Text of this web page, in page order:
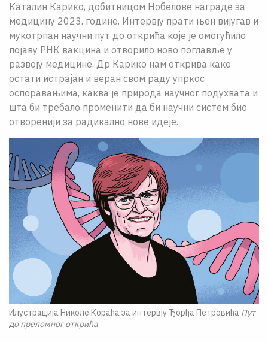
Каталин Карико, добитницом Нобелове награде за
медицину 2023. године. Интервју прати њен вијугав и
мукотрпан научни пут до открића које је омогућило
појаву РНК вакцина и отворило ново поглавље у
развоју медицине. Др Карико нам открива како
остати истрајан и веран свом раду упркос
оспоравањима, каква је природа научног подухвата и
шта би требало променити да би научни систем био
отворенији за радикално нове идеје.
Илустрација Николе Кораћа за интервју Ђорђа Петровића Пут
до преломног открића